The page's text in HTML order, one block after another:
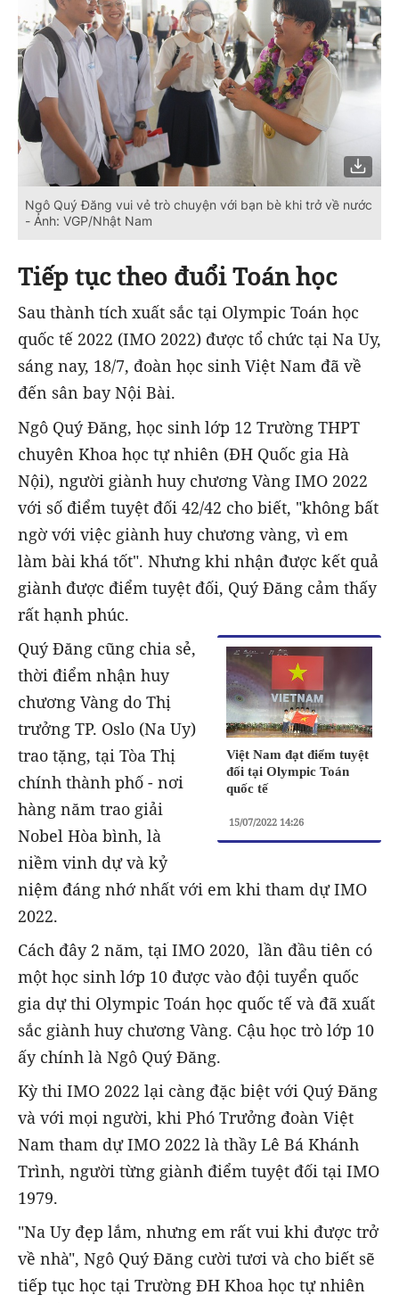
Ngô Quý Đăng vui vẻ trò chuyện với bạn bè khi trở về nước
- Ảnh: VGP/Nhật Nam
Tiếp tục theo đuổi Toán học
Sau thành tích xuất sắc tại Olympic Toán học
quốc tế 2022 (IMO 2022) được tổ chức tại Na Uy,
sáng nay, 18/7, đoàn học sinh Việt Nam đã về
đến sân bay Nội Bài.
Ngô Quý Đăng, học sinh lớp 12 Trường THPT
chuyên Khoa học tự nhiên (ĐH Quốc gia Hà
Nội), người giành huy chương Vàng IMO 2022
với số điểm tuyệt đối 42/42 cho biết, "không bất
ngờ với việc giành huy chương vàng, vì em
làm bài khá tốt". Nhưng khi nhận được kết quả
giành được điểm tuyệt đối, Quý Đăng cảm thấy
rất hạnh phúc.
Việt Nam đạt điểm tuyệt
đối tại Olympic Toán
quốc tế
15/07/2022 14:26
Quý Đăng cũng chia sẻ,
thời điểm nhận huy
chương Vàng do Thị
trưởng TP. Oslo (Na Uy)
trao tặng, tại Tòa Thị
chính thành phố - nơi
hàng năm trao giải
Nobel Hòa bình, là
niềm vinh dự và kỷ
niệm đáng nhớ nhất với em khi tham dự IMO
2022.
Cách đây 2 năm, tại IMO 2020, lần đầu tiên có
một học sinh lớp 10 được vào đội tuyển quốc
gia dự thi Olympic Toán học quốc tế và đã xuất
sắc giành huy chương Vàng. Cậu học trò lớp 10
ấy chính là Ngô Quý Đăng.
Kỳ thi IMO 2022 lại càng đặc biệt với Quý Đăng
và với mọi người, khi Phó Trưởng đoàn Việt
Nam tham dự IMO 2022 là thầy Lê Bá Khánh
Trình, người từng giành điểm tuyệt đối tại IMO
1979.
"Na Uy đẹp lắm, nhưng em rất vui khi được trở
về nhà", Ngô Quý Đăng cười tươi và cho biết sẽ
tiếp tục học tại Trường ĐH Khoa học tự nhiên